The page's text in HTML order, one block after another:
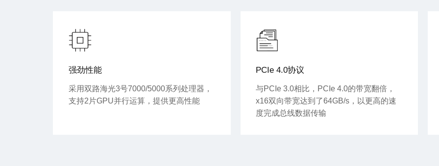
强劲性能
采用双路海光3号7000/5000系列处理器，
支持2片GPU并行运算，提供更高性能
PCIe 4.0协议
与PCIe 3.0相比，PCIe 4.0的带宽翻倍，
x16双向带宽达到了64GB/s，以更高的速
度完成总线数据传输